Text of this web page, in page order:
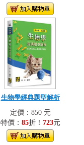
生物學經典題型解析
定價：850 元
特價： 85折！ 723元